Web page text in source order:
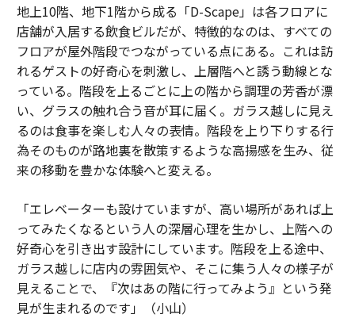
地上10階、地下1階から成る「D-Scape」は各フロアに
店舗が入居する飲食ビルだが、特徴的なのは、すべての
フロアが屋外階段でつながっている点にある。これは訪
れるゲストの好奇心を刺激し、上層階へと誘う動線とな
っている。階段を上るごとに上の階から調理の芳香が漂
い、グラスの触れ合う音が耳に届く。ガラス越しに見え
るのは食事を楽しむ人々の表情。階段を上り下りする行
為そのものが路地裏を散策するような高揚感を生み、従
来の移動を豊かな体験へと変える。
「エレベーターも設けていますが、高い場所があれば上
ってみたくなるという人の深層心理を生かし、上階への
好奇心を引き出す設計にしています。階段を上る途中、
ガラス越しに店内の雰囲気や、そこに集う人々の様子が
見えることで、『次はあの階に行ってみよう』という発
見が生まれるのです」（小山）